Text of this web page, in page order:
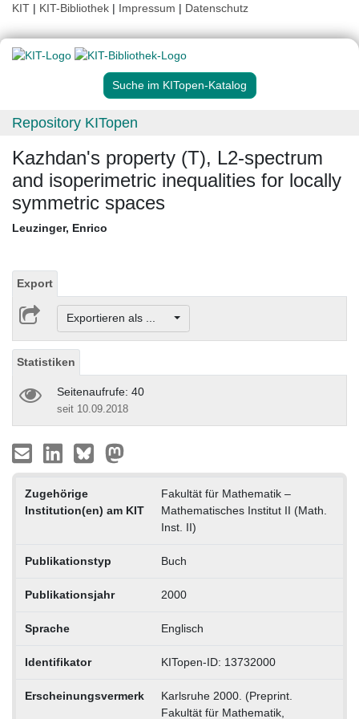
KIT | KIT-Bibliothek | Impressum | Datenschutz
Suche im KITopen-Katalog
Repository KITopen
Kazhdan's property (T), L2-spectrum
and isoperimetric inequalities for locally
symmetric spaces
Leuzinger, Enrico
Export
Exportieren als ...
Statistiken
Seitenaufrufe: 40
seit 10.09.2018
Zugehörige
Institution(en) am KIT
Fakultät für Mathematik –
Mathematisches Institut II (Math.
Inst. II)
Publikationstyp Buch
Publikationsjahr 2000
Sprache Englisch
Identifikator KITopen-ID: 13732000
Erscheinungsvermerk
Karlsruhe 2000. (Preprint.
Fakultät für Mathematik,